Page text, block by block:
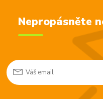
Nepropásněte